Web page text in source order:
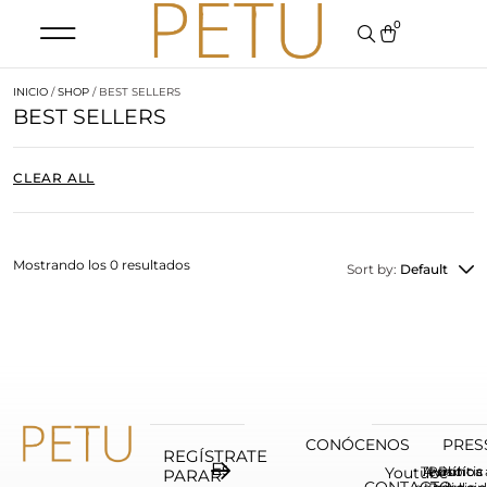
0
INICIO /SHOP / BEST SELLERS
BEST SELLERS
CLEAR ALL
Sort by: Default
Mostrando los 0 resultados
REGÍSTRATE
PARAR
CONÓCENOS
YoutubeTerninos
Aviso
Política